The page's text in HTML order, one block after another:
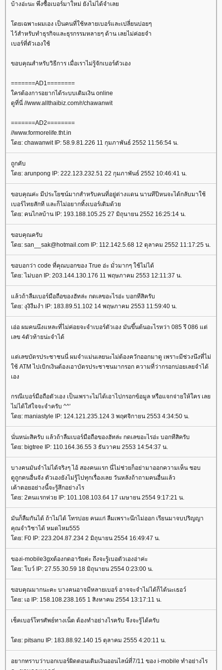
บ้างอ่ะนะ พึ่งซื้อเบอร์มาใหม่ ยังไม่ได้จำเล
ดยเฉพาะผมเอง เป็นคนที่ใช้หลายเบอร์และเปลี่ยนบ่อยๆ
ไว้สำหรับทำธุรกิจและธุรกรรมหลายๆ ด้าน เลยไม่ค่อยจำ
เบอร์ที่ตัวเองใช้
ขอบคุณสำหรับวิธีการ เมื่อเราไม่รู้จักเบอร์ตัวเอง
=======AD1========
ครต้องการอยากได้ระบบเติมเงิน online
ดูที่นี่ //www.allthaibiz.com/r/chawanwit
=======AD2========
//www.formorelife.tht.in
ดย: chawanwit IP: 58.9.81.226 11 กุมภาพันธ์ 2552 11:56:54 น.
ถูกคับ
ดย: arunpong IP: 222.123.232.51 22 กุมภาพันธ์ 2552 10:46:41 น.
ขอบคุณค่ะ มีประโยชน์มากสำหรับคนที่อยู่ต่างแดน นานทีปีหนจะได้กลับมาใช้
เบอร์ไทยสักที และก็ไม่อยากทิ้งเบอร์เดิมด้ว
ดย: คนไกลบ้าน IP: 193.188.105.25 27 มิถุนายน 2552 16:25:14 น.
ขอบคุณครับ
ดย: san__sak@hotmail.com IP: 112.142.5.68 12 ตุลาคม 2552 11:17:25 น.
ขอบอกว่า code ที่คุณบอกของ True อ่ะ มั่วมากๆ ใช้ไม่ได้
ดย: ไม่บอก IP: 203.144.130.176 11 พฤษภาคม 2553 12:11:37 น.
ล้วถ้าลืมเบอร์มือถือของฮัทล่ะ กดเลขอะไรอ่ะ บอกทีสิครับ
ดย: งุงิงืมงำ IP: 183.89.51.102 14 พฤษภาคม 2553 11:59:40 น.
เอ่อ ผมคนนึงแหละที่ไม่ค่อยจะจำเบอร์ตัวเอง มันขึ้นต้นอะไรหว่า 085 รึ 086 แต่
เลข 4ตัวท้ายน่ะจำได้
ต่เลขบัตรประชาชนนี่ ผมจำแม่นเลยนะไม่ต้องควักออกมาดู เพราะมีช่วงนึงที่ไม่
ช้ ATM ไปเบิกเงินต้องเอาบัตรประชาชนมากรอก ความที่ว่ากรอกบ่อยเลยจำได้
เอง
กรณีเบอร์มือถือตัวเอง เป็นเพราะไม่ได้เอาไปกรอกข้อมูล หรือแจกจ่ายให้ใคร เล
ไม่ได้ใส่ใจจะจำครับ ^^'
ดย: maniastyle IP: 124.121.235.124 3 พฤศจิกายน 2553 4:34:50 น.
นั่นหน่ะสิครับ แล้วถ้าลืมเบอร์มือถือของฮัทล่ะ กดเลขอะไรอ่ะ บอกทีสิครับ
ดย: bigtree IP: 110.164.36.55 3 ธันวาคม 2553 14:54:37 น.
บางคนมันจำไม่ได้จริงๆ ไอ้ สองคนแรก นี่ไม่ช่วยก็อย่ามาออกความเห็น ชอบ
ดูถูกคนอื่นจัง ตัวเองยังไม่รู้ไปทุกเรื่องเลย วันหลังถ้าถามคนอื่นแล้ว
เค้าตอยอย่างนี้จะรู้สึกอย่างไร
ดย: 2คนแรกห่วย IP: 101.108.103.64 17 เมษายน 2554 9:17:21 น.
มันก็ลืมกันได้ ถ้าไม่ได้ โทรบ่อย คนแก่ ลืมเพราะนึกไม่ออก เรียนมาจบปริญญา
คุณจำวิชาได้ หมดไหม555
ดย: F0 IP: 223.204.87.234 2 มิถุนายน 2554 16:49:47 น.
ของi-mobile3gxต้องกดอารัยค่ะ ถึงจะรู้เบอตัวเองอ่าค่ะ
ดย: โบว์ IP: 27.55.30.59 18 มิถุนายน 2554 0:23:00 น.
ขอบคุณมากนะคะ บางคนอาจมีหลายเบอร์ อาจจะจำไม่ได้ก็ได้นะเธอว์
ดย: เอ IP: 158.108.238.165 1 สิงหาคม 2554 13:17:11 น.
เช็คเบอร์โทรศัพย์ทางเน็ต ต้องทำอย่างไรครับ จึงจะรู้ได้ครับ
ดย: pitsanu IP: 183.88.92.140 15 ตุลาคม 2555 4:20:11 น.
อยากทราบว่าบอกเบอร์ผิดตอนเติมเงินออนไลน์ที่7/11 ของ i-mobile ทำอย่างไร